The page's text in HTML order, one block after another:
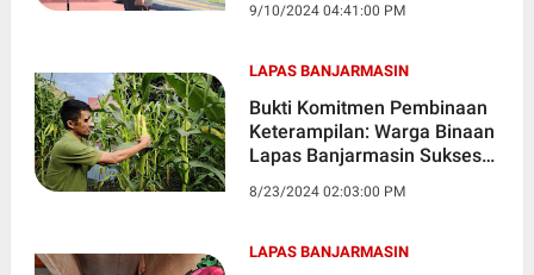
9/10/2024 04:41:00 PM
LAPAS BANJARMASIN
Bukti Komitmen Pembinaan
Keterampilan: Warga Binaan
Lapas Banjarmasin Sukses
8/23/2024 02:03:00 PM
LAPAS BANJARMASIN